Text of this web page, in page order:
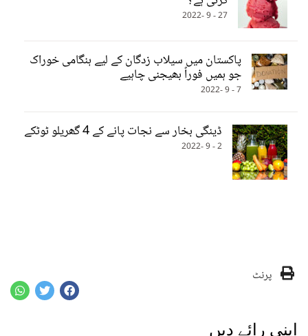
27 - 9 -2022
پاکستان میں سیلاب زدگان کے لیے ہنگامی خوراک
جو ہمیں فوراً بھیجنی چاہیے
7 - 9 -2022
ڈینگی بخار سے نجات پانے کے 4 گھریلو ٹوٹکے
2 - 9 -2022
پرنٹ
اپنی رائے دیں